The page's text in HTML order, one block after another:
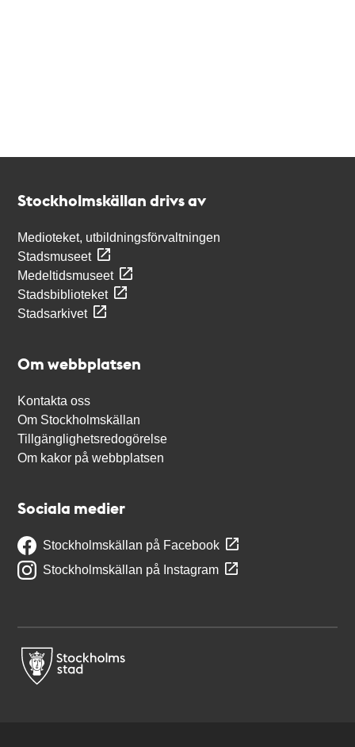
Stockholmskällan drivs av
Medioteket, utbildningsförvaltningen
Stadsmuseet
Medeltidsmuseet
Stadsbiblioteket
Stadsarkivet
Om webbplatsen
Kontakta oss
Om Stockholmskällan
Tillgänglighetsredogörelse
Om kakor på webbplatsen
Sociala medier
Stockholmskällan på Facebook
Stockholmskällan på Instagram